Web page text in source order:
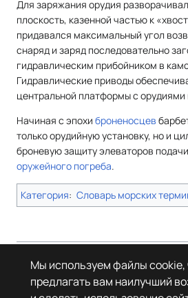
Для заряжания орудия
плоскость, казенной частью к
придавался максимальный угол
снаряд и заряд последовательно
гидравлическим прибойником в
Гидравлические приводы
центральной платформы с
Начиная с эпохи броненосцев
только орудийную установку, но и
броневую защиту элеваторов
оружейного погреба.
Категория: Словарь морских
Страница в последний раз была
в 17:14.
© Леста Игры, 2022–2026. Игры «Мир
Мы используем файлы cookie,
предлагать вам наилучший